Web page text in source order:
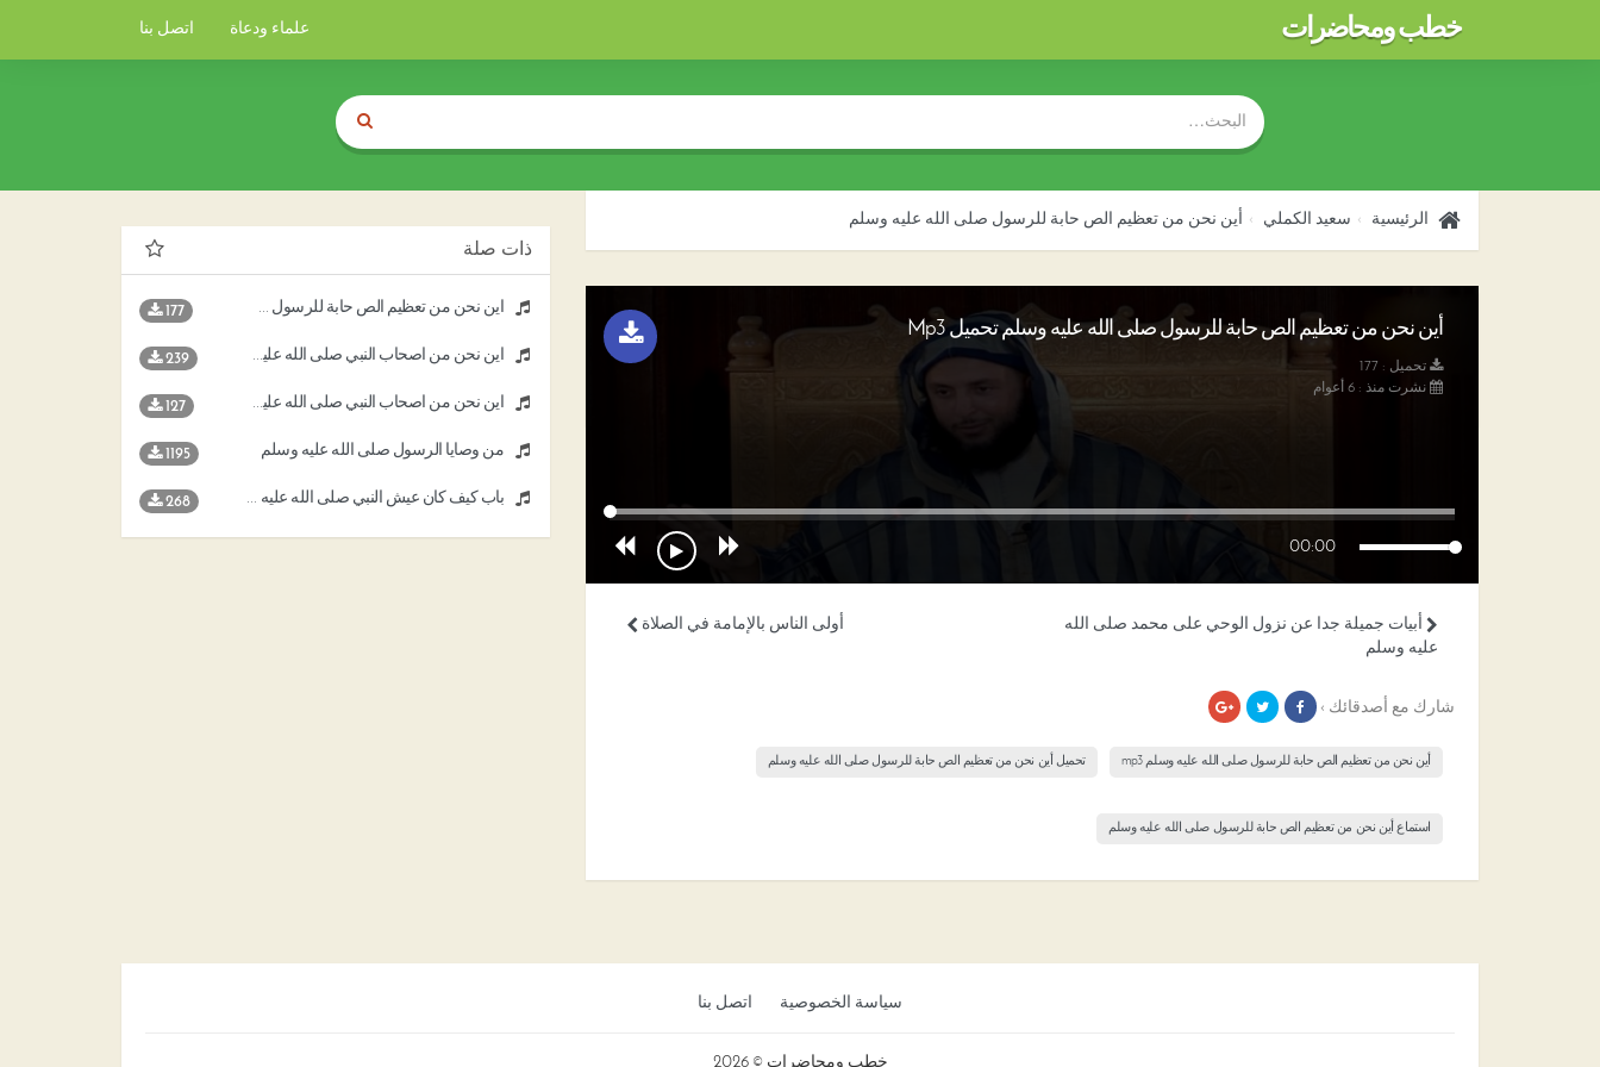
خطب ومحاضرات علماء ودعاة اتصل بنا
الرئيسية سعيد الكملي أين نحن من تعظيم الص حابة للرسول صلى الله عليه وسلم
أين نحن من تعظيم الص حابة للرسول صلى الله عليه وسلم تحميل Mp3
تحميل : 177
نشرت منذ : 6 أعوام
00:00
أولى الناس بالإمامة في الصلاة
أبيات جميلة جدا عن نزول الوحي على محمد صلى الله
عليه وسلم
شارك مع أصدقائك ›
أين نحن من تعظيم الص حابة للرسول صلى الله عليه وسلم mp3 تحميل أين نحن من تعظيم الص حابة للرسول صلى الله عليه وسلم
استماع أين نحن من تعظيم الص حابة للرسول صلى الله عليه وسلم
ذات صلة
أين نحن من تعظيم الص حابة للرسول صلى الله عليه وسلم 177
أين نحن من أصحاب النبي صلى الله عليه وسلم 239
أين نحن من أصحاب النبي صلى الله علية وسلم 127
من وصايا الرسول صلى الله عليه وسلم 1195
باب كيف كان عيش النبي صلى الله عليه وسلم وأصحابه وتخليهم من الدنيا 268
سياسة الخصوصية اتصل بنا
خطب ومحاضرات © 2026